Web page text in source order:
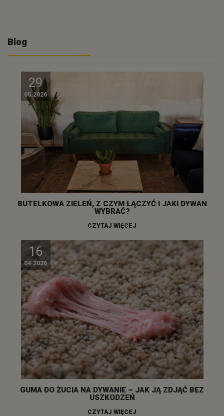
Blog
29
05.2026
BUTELKOWA ZIELEŃ, Z CZYM ŁĄCZYĆ I JAKI DYWAN
WYBRAĆ?
CZYTAJ WIĘCEJ
16
04.2026
GUMA DO ŻUCIA NA DYWANIE – JAK JĄ ZDJĄĆ BEZ
USZKODZEŃ
CZYTAJ WIĘCEJ